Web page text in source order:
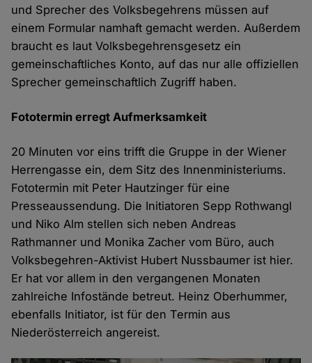
und Sprecher des Volksbegehrens müssen auf
einem Formular namhaft gemacht werden. Außerdem
braucht es laut Volksbegehrensgesetz ein
gemeinschaftliches Konto, auf das nur alle offiziellen
Sprecher gemeinschaftlich Zugriff haben.
Fototermin erregt Aufmerksamkeit
20 Minuten vor eins trifft die Gruppe in der Wiener
Herrengasse ein, dem Sitz des Innenministeriums.
Fototermin mit Peter Hautzinger für eine
Presseaussendung. Die Initiatoren Sepp Rothwangl
und Niko Alm stellen sich neben Andreas
Rathmanner und Monika Zacher vom Büro, auch
Volksbegehren-Aktivist Hubert Nussbaumer ist hier.
Er hat vor allem in den vergangenen Monaten
zahlreiche Infostände betreut. Heinz Oberhummer,
ebenfalls Initiator, ist für den Termin aus
Niederösterreich angereist.